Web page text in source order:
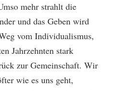
mehr strahlt die
und das Geben wird
vom Individualismus,
Jahrzehnten stark
zur Gemeinschaft. Wir
wie es uns geht,